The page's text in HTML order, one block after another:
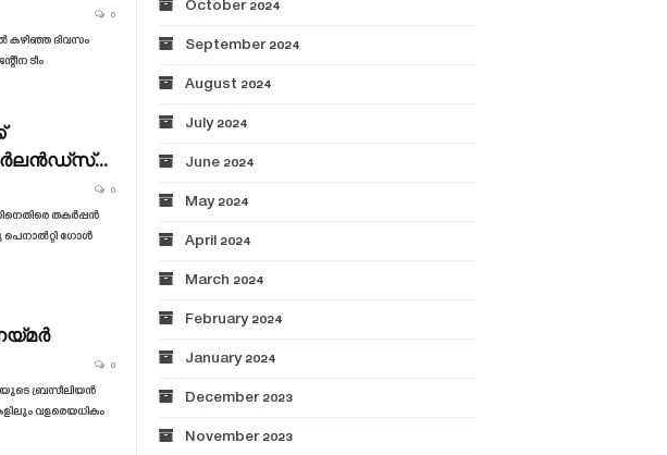
0
കഴിഞ്ഞ ദിവസം
ടീം
0
തകർപ്പൻ
ഗോൾ
0
ബ്രസീലിയൻ
വളരെയധികം
October 2024
September 2024
August 2024
July 2024
June 2024
May 2024
April 2024
March 2024
February 2024
January 2024
December 2023
November 2023